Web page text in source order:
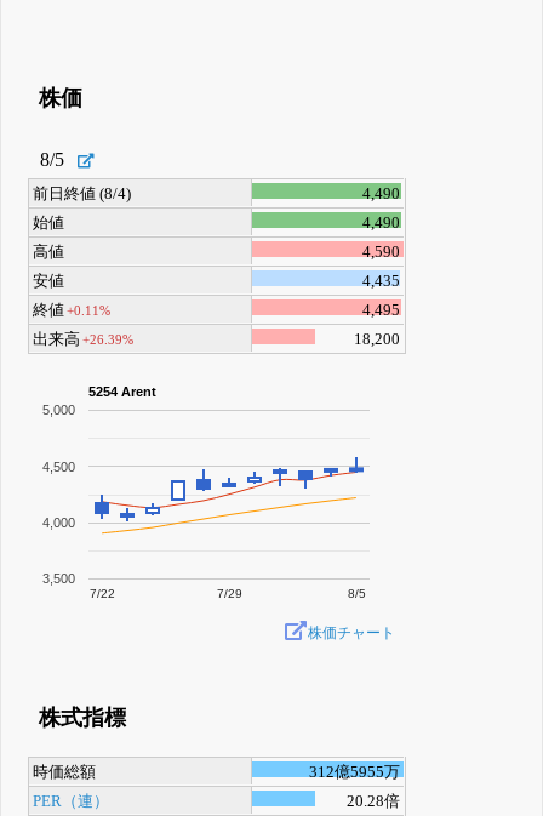
株価
8/5
前日終値 (8/4)
4,490
始値
4,490
高値
4,590
安値
4,435
終値+0.11%
4,495
出来高 +26.39% 18,200
5254 Arent
7/22 7/29 8/5
3,500
4,000
4,500
5,000
株価チャート
株式指標
時価総額
312億5955万
PER（連）
20.28倍